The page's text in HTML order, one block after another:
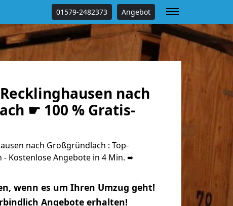
01579-2482373 Angebot
nach
☛ 100 % Gratis-
nach Großgründlach : Top-
Kostenlose Angebote in 4 Min. ➨
wenn es um Ihren Umzug geht!
Angebote erhalten!